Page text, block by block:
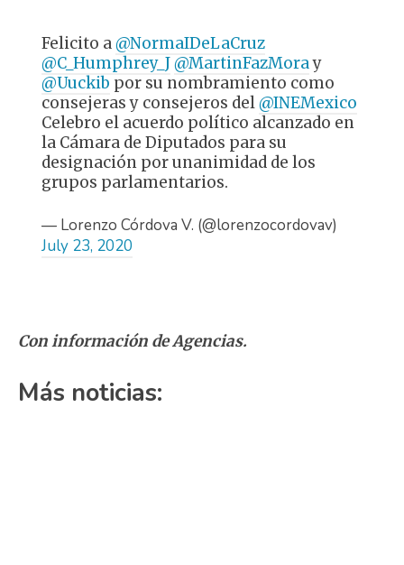
Felicito a@NormaIDeLaCruz
@C_Humphrey_J @MartinFazMoray
@Uuckib por su nombramiento como
consejeras y consejeros del@INEMexico
Celebro el acuerdo político alcanzado en
la Cámara de Diputados para su
designación por unanimidad de los
grupos parlamentarios.
— Lorenzo Córdova V. (@lorenzocordovav)
July 23, 2020
Con información de Agencias.
Más noticias: